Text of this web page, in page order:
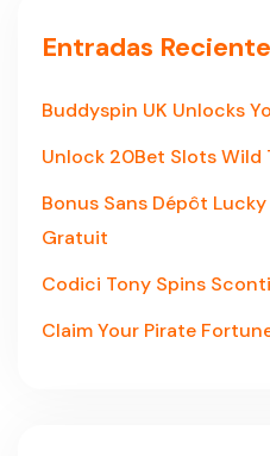
Entradas
Buddyspin UK Unlocks
Unlock 20Bet Slots Wild
Bonus Sans Dépôt
Gratuit
Codici Tony Spins
Claim Your Pirate